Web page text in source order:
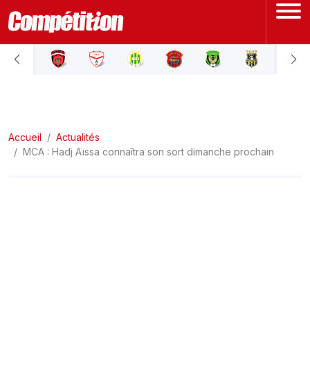
ACCUEIL
LIGUE 2
Accueil
Actualités
MCA : Hadj Aïssa connaîtra son sort dimanche prochain